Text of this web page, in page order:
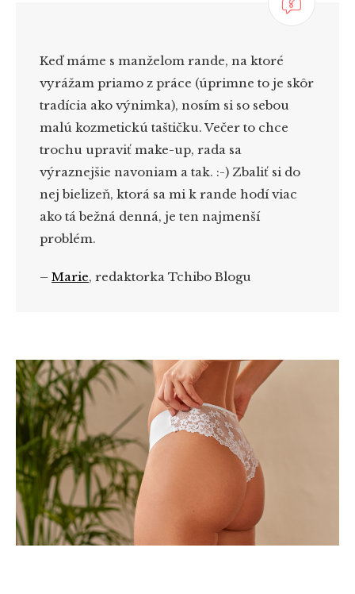
Keď máme s manželom rande, na ktoré
vyrážam priamo z práce (úprimne to je skôr
tradícia ako výnimka), nosím si so sebou
malú kozmetickú taštičku. Večer to chce
trochu upraviť make-up, rada sa
výraznejšie navoniam a tak. :-) Zbaliť si do
nej bielizeň, ktorá sa mi k rande hodí viac
ako tá bežná denná, je ten najmenší
problém.
– Marie, redaktorka Tchibo Blogu